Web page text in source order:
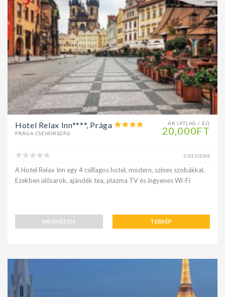
ÁR (ÁTLAG / ÉJ)
20,000FT
Hotel Relax Inn****, Prága
PRÁGA CSEHORSZÁG
0 REVIEWS
A Hotel Relax Inn egy 4 csillagos hotel, modern, színes szobákkal.
Ezekben ülősarok, ajándék tea, plazma TV és ingyenes Wi-Fi
MEGNÉZEM TERKÉP